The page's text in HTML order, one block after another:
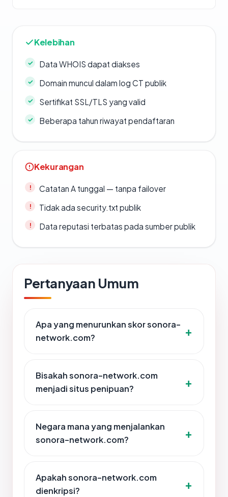
Kelebihan
Data WHOIS dapat diakses
Domain muncul dalam log CT publik
Sertifikat SSL/TLS yang valid
Beberapa tahun riwayat pendaftaran
Kekurangan
Catatan A tunggal — tanpa failover
Tidak ada security.txt publik
Data reputasi terbatas pada sumber publik
Pertanyaan Umum
Apa yang menurunkan skor sonora-
network.com?
Bisakah sonora-network.com
menjadi situs penipuan?
Negara mana yang menjalankan
sonora-network.com?
Apakah sonora-network.com
dienkripsi?